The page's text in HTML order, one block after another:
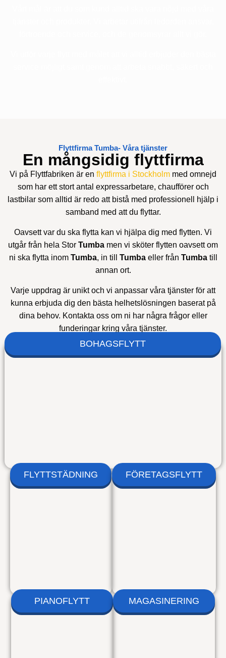
Flyttfirma Tumba- Våra tjänster
En mångsidig flyttfirma
Vi på Flyttfabriken är en flyttfirma i Stockholm med omnejd
som har ett stort antal expressarbetare, chaufförer och
lastbilar som alltid är redo att bistå med professionell hjälp i
samband med att du flyttar.
Oavsett var du ska flytta kan vi hjälpa dig med flytten. Vi
utgår från hela Stor Tumba men vi sköter flytten oavsett om
ni ska flytta inom Tumba, in till Tumba eller från Tumba till
annan ort.
Varje uppdrag är unikt och vi anpassar våra tjänster för att
kunna erbjuda dig den bästa helhetslösningen baserat på
dina behov. Kontakta oss om ni har några frågor eller
funderingar kring våra tjänster.
BOHAGSFLYTT
FLYTTSTÄDNING FÖRETAGSFLYTT
PIANOFLYTT MAGASINERING